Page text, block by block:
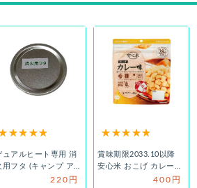
ュアルヒート専用 消
用フタ (キャンプ アウ
ドア 非危険物) (防災
220円
賞味期限2033.10以降
安心米 おこげ カレー味
アレルギー対応 ハラ
400円